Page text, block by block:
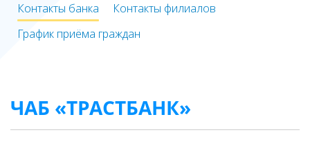
Контакты банка
Контакты филиалов
График приёма граждан
ЧАБ «ТРАСТБАНК»